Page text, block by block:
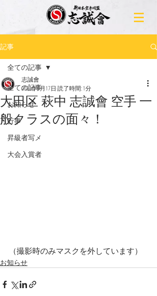
記事
全ての記事
お知らせ
行事
昇級者写メ
大会入賞者
全ての記事
大田区 萩中 志誠會 空手 一
般クラスの面々！
志誠會
2022年6月17日 読了時間: 1分
（撮影時のみマスクを外しています）
お知らせ